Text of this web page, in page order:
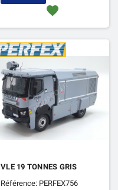
favorite
VLE 19 TONNES GRIS
Référence: PERFEX756